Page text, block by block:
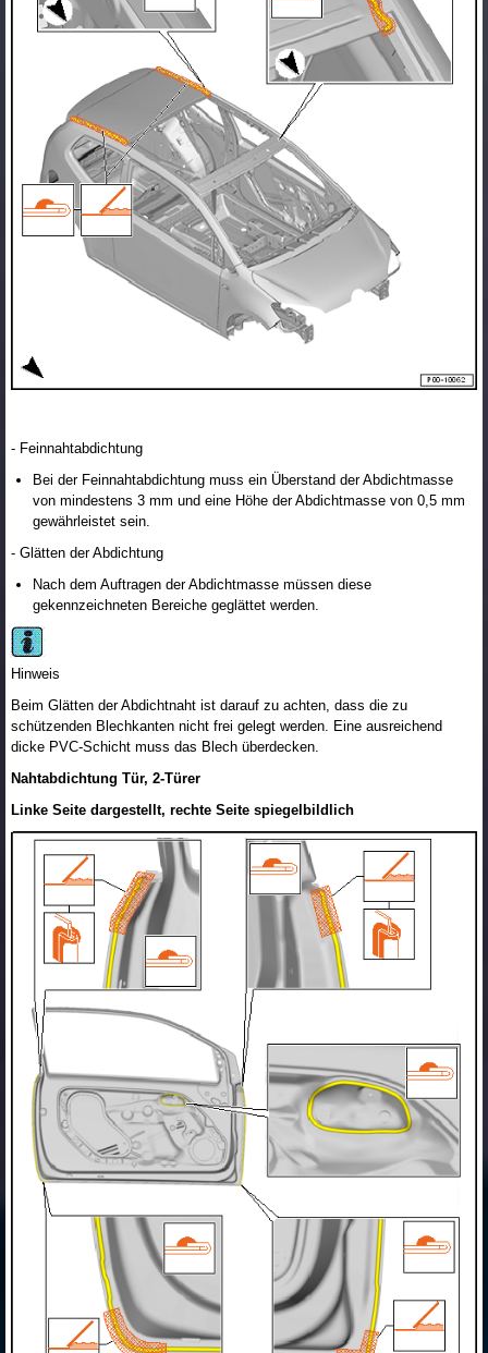
- Feinnahtabdichtung
Bei der Feinnahtabdichtung muss ein Überstand der Abdichtmasse
von mindestens 3 mm und eine Höhe der Abdichtmasse von 0,5 mm
gewährleistet sein.
- Glätten der Abdichtung
Nach dem Auftragen der Abdichtmasse müssen diese
gekennzeichneten Bereiche geglättet werden.
Hinweis
Beim Glätten der Abdichtnaht ist darauf zu achten, dass die zu
schützenden Blechkanten nicht frei gelegt werden. Eine ausreichend
dicke PVC-Schicht muss das Blech überdecken.
Nahtabdichtung Tür, 2-Türer
Linke Seite dargestellt, rechte Seite spiegelbildlich